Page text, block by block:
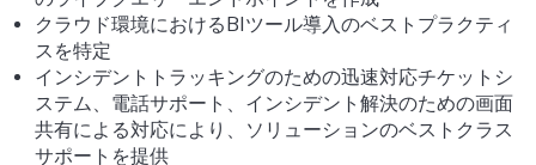
クラウド環境におけるBIツール導入のベストプラクティ
スを特定
インシデントトラッキングのための迅速対応チケットシ
ステム、電話サポート、インシデント解決のための画面
共有による対応により、ソリューションのベストクラス
サポートを提供